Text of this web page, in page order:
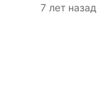
7 лет назад